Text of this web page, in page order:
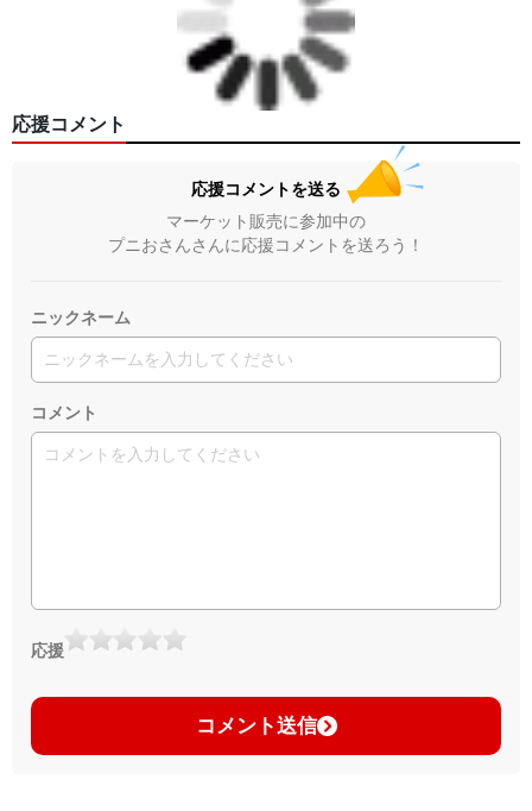
応援コメント
応援コメントを送る
マーケット販売に参加中の
プニおさんさんに応援コメントを送ろう！
ニックネーム
コメント
応援
コメント送信